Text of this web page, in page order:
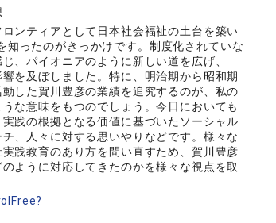
ンティアとして日本社会福祉の土台を築い
ったのがきっかけです。制度化されていな
、パイオニアのように新しい道を広げ、
を及ぼしました。特に、明治期から昭和期
した賀川豊彦の業績を追究するのが、私の
な意味をもつのでしょう。今日においても
践の根拠となる価値に基づいたソーシャル
、人々に対する思いやりなどです。様々な
践教育のあり方を問い直すため、賀川豊彦
ように対応してきたのかを様々な視点を取